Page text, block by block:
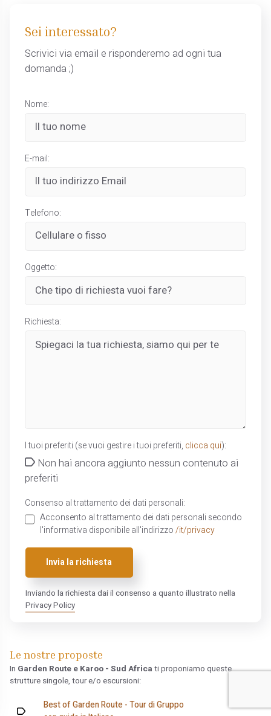
Sei interessato?
Scrivici via email e risponderemo ad ogni tua
domanda ;)
Nome:
E-mail:
Telefono:
Oggetto:
Richiesta:
I tuoi preferiti (se vuoi gestire i tuoi preferiti, clicca qui):
Non hai ancora aggiunto nessun contenuto ai
preferiti
Consenso al trattamento dei dati personali:
Acconsento al trattamento dei dati personali secondo
l'informativa disponibile all'indirizzo /it/privacy
Invia la richiesta
Inviando la richiesta dai il consenso a quanto illustrato nella
Privacy Policy
Le nostre proposte
In Garden Route e Karoo - Sud Africati proponiamo queste
strutture singole, tour e/o escursioni:
Best of Garden Route - Tour di Gruppo